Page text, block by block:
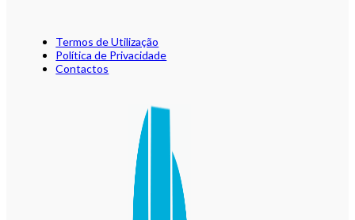
Termos de Utilização
Política de Privacidade
Contactos